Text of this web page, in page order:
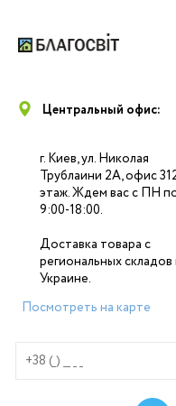
Центральный офис:
г. Киев, ул. Николая
Трублаини 2А, офис
этаж. Ждем вас с ПН
9:00-18:00.
Доставка товара с
региональных складов
Украине.
Посмотреть на карте